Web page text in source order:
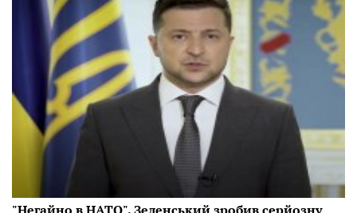
"Негайно в НАТО". Зеленський зробив серйозну